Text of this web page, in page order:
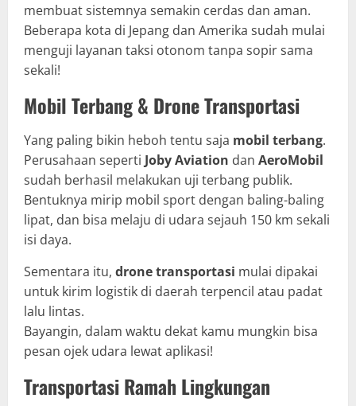
membuat sistemnya semakin cerdas dan aman.
Beberapa kota di Jepang dan Amerika sudah mulai
menguji layanan taksi otonom tanpa sopir sama
sekali!
Mobil Terbang & Drone Transportasi
Yang paling bikin heboh tentu saja mobil terbang.
Perusahaan seperti Joby Aviation dan AeroMobil
sudah berhasil melakukan uji terbang publik.
Bentuknya mirip mobil sport dengan baling-baling
lipat, dan bisa melaju di udara sejauh 150 km sekali
isi daya.
Sementara itu, drone transportasi mulai dipakai
untuk kirim logistik di daerah terpencil atau padat
lalu lintas.
Bayangin, dalam waktu dekat kamu mungkin bisa
pesan ojek udara lewat aplikasi!
Transportasi Ramah Lingkungan